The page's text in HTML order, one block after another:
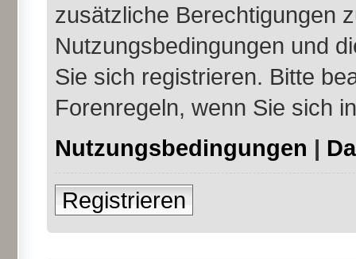
zusätzliche Berechtigungen
Nutzungsbedingungen und
Sie sich registrieren. Bitte
Forenregeln, wenn Sie sich
Nutzungsbedingungen |
Registrieren